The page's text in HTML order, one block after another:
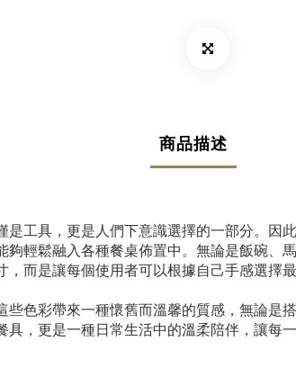
商品描述
是工具，更是人們下意識選擇的一部分。因
夠輕鬆融入各種餐桌佈置中。無論是飯碗、
而是讓每個使用者可以根據自己手感選擇最
些色彩帶來一種懷舊而溫馨的質感，無論是
，更是一種日常生活中的溫柔陪伴，讓每